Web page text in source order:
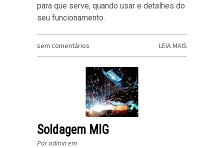
para que serve, quando usar e detalhes do
seu funcionamento.
sem comentários LEIA MAIS
Soldagem MIG
Por admin em